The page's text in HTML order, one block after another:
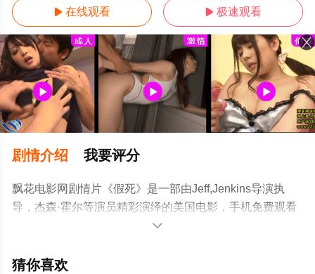
 在线观看  极速观看
剧情介绍 我要评分
飘花电影网剧情片《假死》是一部由Jeff,Jenkins导演执
导，杰森·霍尔等演员精彩演绎的美国电影，手机免费观看
高清无删减完整版电影大全就上飘花影院，更多剧情信息

猜你喜欢